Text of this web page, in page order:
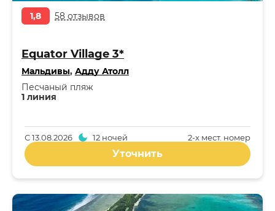
1,8 58 отзывов
Equator Village 3*
Мальдивы, Адду Атолл
1 линия
Песчаный пляж
2-x мест. номер
С13.08.2026 12 ночей
Уточнить